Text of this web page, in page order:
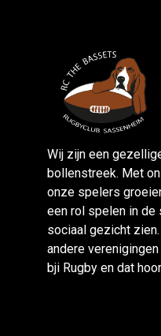
Wij zijn een
bollenstreek. Met
onze spelers
een rol spelen in de
sociaal gezicht
andere
bji Rugby en dat